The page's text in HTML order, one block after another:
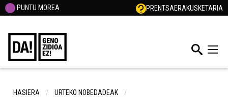
PUNTU MOREA PRENTSAERAKUSKETARIA
HASIERA
URTEKO NOBEDADEAK